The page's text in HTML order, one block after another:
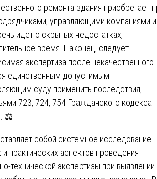
ремонта здания приобретает
управляющими компаниями
идет о скрытых недостатках,
время. Наконец, следует
экспертиза после некачественного
единственным допустимым
суду применить последствия,
723, 724, 754 Гражданского кодекса
⚖️
собой системное исследование
практических аспектов проведения
технической экспертизы при выявлении